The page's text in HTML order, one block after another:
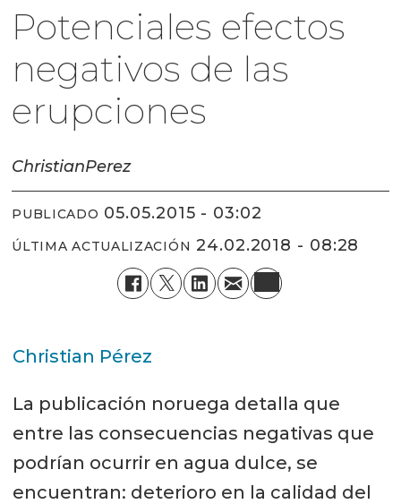
Potenciales efectos
negativos de las
erupciones
ChristianPerez
PUBLICADO 05.05.2015 - 03:02
ÚLTIMA ACTUALIZACIÓN 24.02.2018 - 08:28
Christian Pérez
La publicación noruega detalla que
entre las consecuencias negativas que
podrían ocurrir en agua dulce, se
encuentran: deterioro en la calidad del